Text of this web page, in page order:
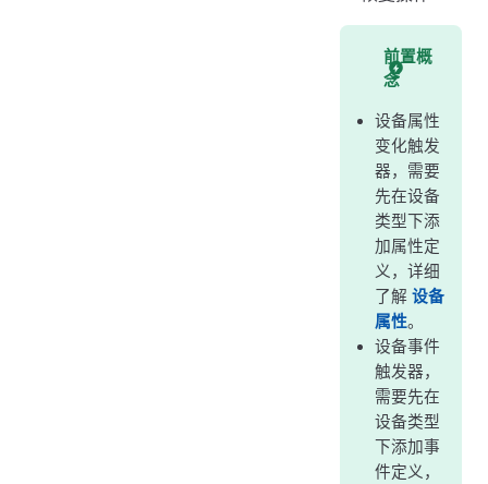
前置概
念
设备属性
变化触发
器，需要
先在设备
类型下添
加属性定
义，详细
了解设备
属性。
设备事件
触发器，
需要先在
设备类型
下添加事
件定义，